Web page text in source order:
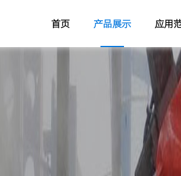
首页 产品展示 应用